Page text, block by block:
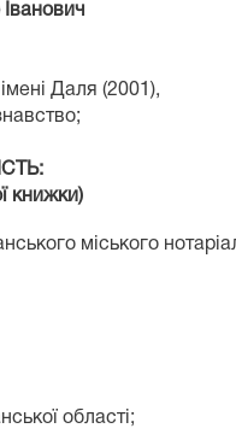
Даля (2001),
книжки)
міського
області;